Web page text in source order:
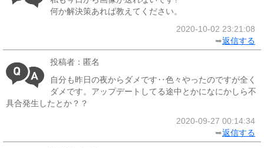
何か解決策あれば教えてください。
2020-10-02 23:21:08
➥返信する
投稿者：匿名
自分も昨日の夜からダメです‥色々やったのですが全く
ダメです。アップデートしてる途中とかになにかしら不
具合発生したとか？？
2020-09-27 00:14:34
➥返信する